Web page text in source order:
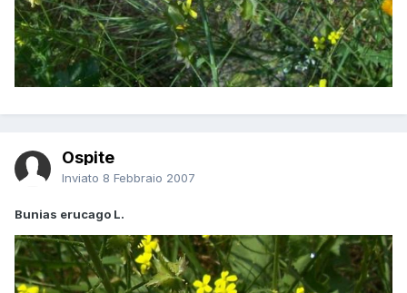
Ospite
Inviato 8 Febbraio 2007
Bunias erucago L.